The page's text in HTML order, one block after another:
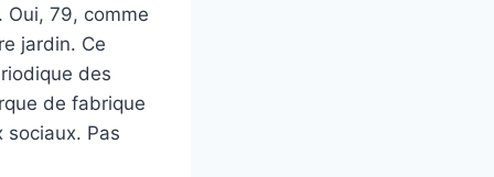
Oui, 79, comme
jardin. Ce
des
de fabrique
sociaux. Pas